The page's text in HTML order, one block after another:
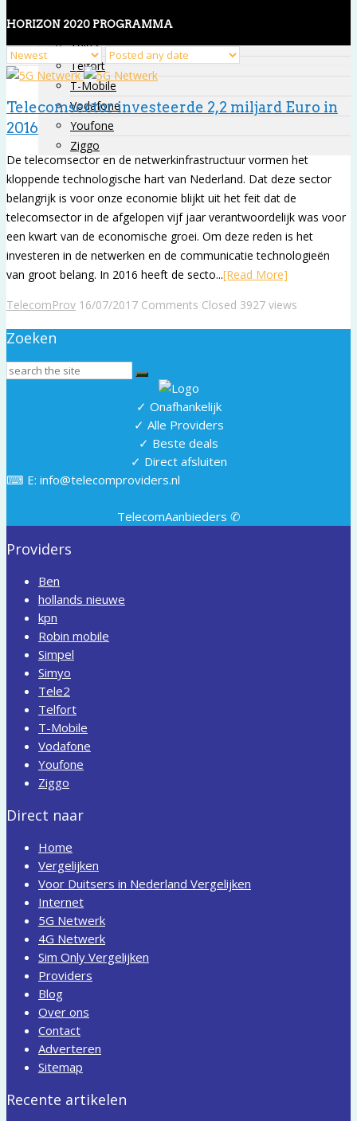
Simyo
Tele2
Telfort
T-Mobile
Vodafone
Youfone
Ziggo
Alles-in-één-vergelijker
Blog
Contact
HORIZON 2020 PROGRAMMA
Telecomsector investeerde 2,2 miljard Euro in
2016
De telecomsector en de netwerkinfrastructuur vormen het
kloppende technologische hart van Nederland. Dat deze sector
belangrijk is voor onze economie blijkt uit het feit dat de
telecomsector in de afgelopen vijf jaar verantwoordelijk was voor
een kwart van de economische groei. Om deze reden is het
investeren in de netwerken en de communicatie technologieën
van groot belang. In 2016 heeft de secto...[Read More]
TelecomProv 16/07/2017 Comments Closed 3927 views
Zoeken
✓ Onafhankelijk
✓ Alle Providers
✓ Beste deals
✓ Direct afsluiten
⌨ E: info@telecomproviders.nl
TelecomAanbieders ✆
Providers
Ben
hollands nieuwe
kpn
Robin mobile
Simpel
Simyo
Tele2
Telfort
T-Mobile
Vodafone
Youfone
Ziggo
Direct naar
Home
Vergelijken
Voor Duitsers in Nederland Vergelijken
Internet
5G Netwerk
4G Netwerk
Sim Only Vergelijken
Providers
Blog
Over ons
Contact
Adverteren
Sitemap
Recente artikelen